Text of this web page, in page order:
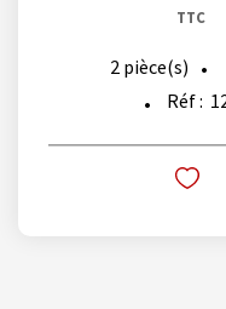
TTC
2 pièce(s)
Réf :